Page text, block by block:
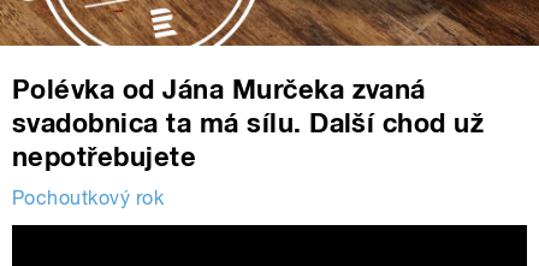
Polévka od Jána Murčeka zvaná
svadobnica ta má sílu. Další chod už
nepotřebujete
Pochoutkový rok